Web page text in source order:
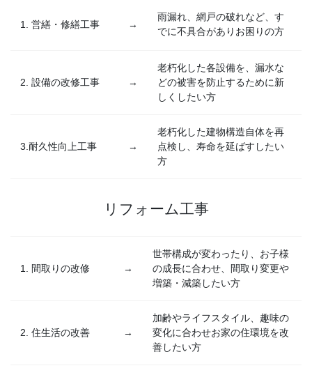
1. 営繕・修繕工事 →
雨漏れ、網戸の破れなど、す
でに不具合がありお困りの方
2. 設備の改修工事 →
老朽化した各設備を、漏水な
どの被害を防止するために新
しくしたい方
3.耐久性向上工事 →
老朽化した建物構造自体を再
点検し、寿命を延ばすしたい
方
リフォーム工事
1. 間取りの改修 →
世帯構成が変わったり、お子様
の成長に合わせ、間取り変更や
増築・減築したい方
2. 住生活の改善 →
加齢やライフスタイル、趣味の
変化に合わせお家の住環境を改
善したい方